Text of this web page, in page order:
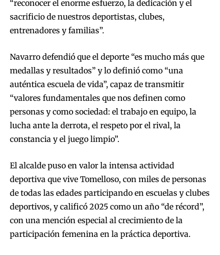
“reconocer el enorme esfuerzo, la dedicación y el
sacrificio de nuestros deportistas, clubes,
entrenadores y familias”.
Navarro defendió que el deporte “es mucho más que
medallas y resultados” y lo definió como “una
auténtica escuela de vida”, capaz de transmitir
“valores fundamentales que nos definen como
personas y como sociedad: el trabajo en equipo, la
lucha ante la derrota, el respeto por el rival, la
constancia y el juego limpio”.
El alcalde puso en valor la intensa actividad
deportiva que vive Tomelloso, con miles de personas
de todas las edades participando en escuelas y clubes
deportivos, y calificó 2025 como un año “de récord”,
con una mención especial al crecimiento de la
participación femenina en la práctica deportiva.